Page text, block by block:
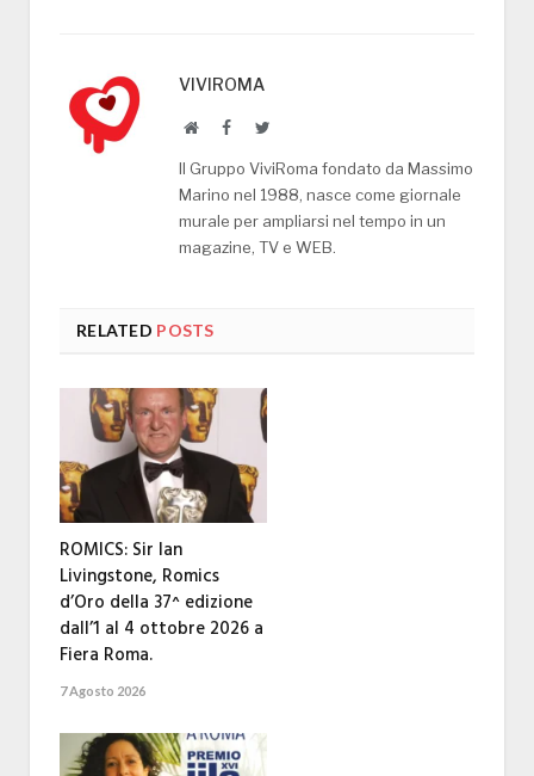
VIVIROMA
WebsiteFacebookTwitter
Il Gruppo ViviRoma fondato da Massimo
Marino nel 1988, nasce come giornale
murale per ampliarsi nel tempo in un
magazine, TV e WEB.
RELATED POSTS
ROMICS: Sir Ian
Livingstone, Romics
d’Oro della 37^ edizione
dall’1 al 4 ottobre 2026 a
Fiera Roma.
7 Agosto 2026